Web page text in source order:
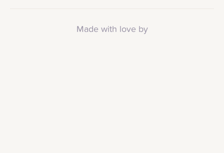
Made with love by